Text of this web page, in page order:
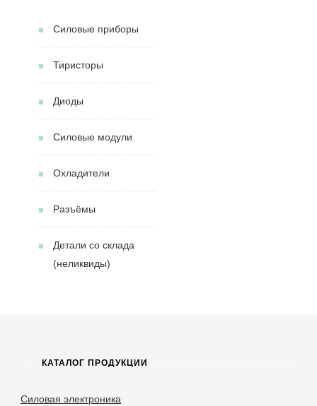
Силовые приборы
Тиристоры
Диоды
Силовые модули
Охладители
Разъёмы
Детали со склада
(неликвиды)
КАТАЛОГ ПРОДУКЦИИ
Силовая электроника